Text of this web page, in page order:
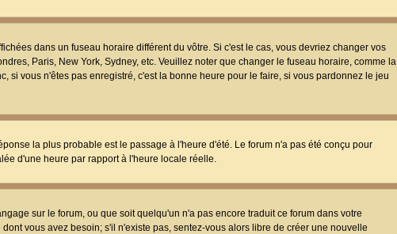
dans un fuseau horaire différent du vôtre. Si c'est le cas, vous devriez changer vos
Paris, New York, Sydney, etc. Veuillez noter que changer le fuseau horaire, comme la
si vous n'êtes pas enregistré, c'est la bonne heure pour le faire, si vous pardonnez le jeu
la plus probable est le passage à l'heure d'été. Le forum n'a pas été conçu pour
d'une heure par rapport à l'heure locale réelle.
sur le forum, ou que soit quelqu'un n'a pas encore traduit ce forum dans votre
vous avez besoin; s'il n'existe pas, sentez-vous alors libre de créer une nouvelle